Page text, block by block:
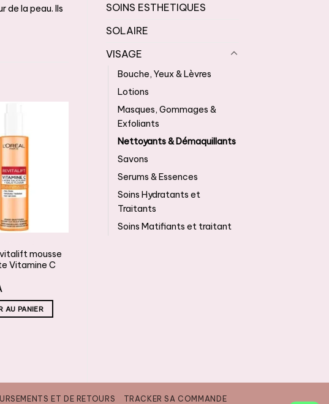
SOINS ESTHETIQUES
SOLAIRE
VISAGE
Bouche, Yeux & Lèvres
Lotions
Masques, Gommages &
Exfoliants
Nettoyants & Démaquillants
Savons
Serums & Essences
Soins Hydratants et
Traitants
Soins Matifiants et traitant
de la peau. Ils
À LA
LISTE DE
SOUHAITS
mousse
Vitamine C
AU PANIER
ET DE RETOURS
TRACKER SA COMMANDE